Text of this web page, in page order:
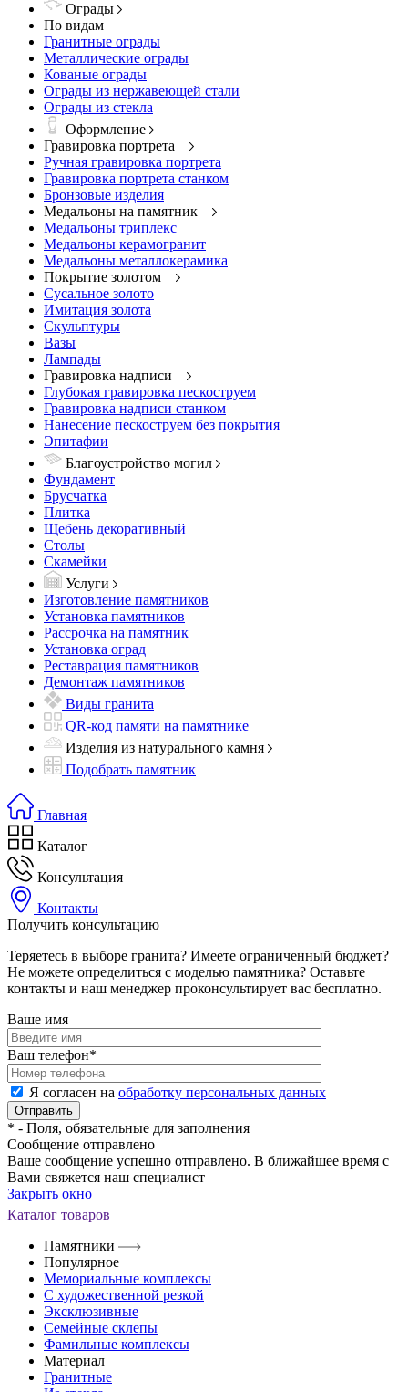
Ограды
По видам
Гранитные ограды
Металлические ограды
Кованые ограды
Ограды из нержавеющей стали
Ограды из стекла
Оформление
Гравировка портрета
Ручная гравировка портрета
Гравировка портрета станком
Бронзовые изделия
Медальоны на памятник
Медальоны триплекс
Медальоны керамогранит
Медальоны металлокерамика
Покрытие золотом
Сусальное золото
Имитация золота
Скульптуры
Вазы
Лампады
Гравировка надписи
Глубокая гравировка пескоструем
Гравировка надписи станком
Нанесение пескоструем без покрытия
Эпитафии
Благоустройство могил
Фундамент
Брусчатка
Плитка
Щебень декоративный
Столы
Скамейки
Услуги
Изготовление памятников
Установка памятников
Рассрочка на памятник
Установка оград
Реставрация памятников
Демонтаж памятников
Виды гранита
QR-код памяти на памятнике
Изделия из натурального камня
Подобрать памятник
Главная
Каталог
Консультация
Контакты
Получить консультацию
Теряетесь в выборе гранита? Имеете ограниченный бюджет?
Не можете определиться с моделью памятника? Оставьте
контакты и наш менеджер проконсультирует вас бесплатно.
Ваше имя
Ваш телефон*
Я согласен на обработку персональных данных
* - Поля, обязательные для заполнения
Сообщение отправлено
Ваше сообщение успешно отправлено. В ближайшее время с
Вами свяжется наш специалист
Закрыть окно
Каталог товаров
Памятники
Популярное
Мемориальные комплексы
С художественной резкой
Эксклюзивные
Семейные склепы
Фамильные комплексы
Материал
Гранитные